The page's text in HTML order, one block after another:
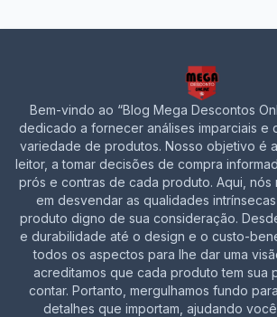
Bem-vindo ao “Blog Mega Descontos
dedicado a fornecer análises imparciais e
variedade de produtos. Nosso objetivo é
leitor, a tomar decisões de compra
prós e contras de cada produto. Aqui, nós
em desvendar as qualidades
produto digno de sua consideração.
e durabilidade até o design e o custo-
todos os aspectos para lhe dar uma
acreditamos que cada produto tem sua
contar. Portanto, mergulhamos fundo
detalhes que importam, ajudando